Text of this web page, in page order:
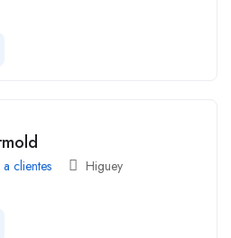
clientes Higuey